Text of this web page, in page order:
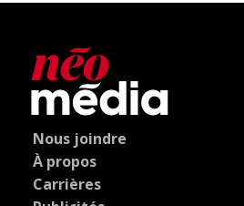
Nous joindre
À propos
Carrières